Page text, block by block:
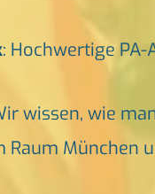
: Hochwertige
wissen, wie
Raum München